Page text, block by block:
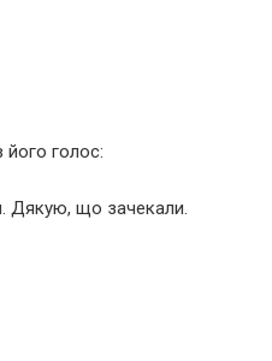
його голос:
Дякую, що зачекали.